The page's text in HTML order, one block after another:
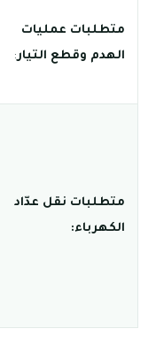
متطلبات عمليات
الهدم وقطع التيار :
متطلبات نقل عدّاد
الكهرباء: